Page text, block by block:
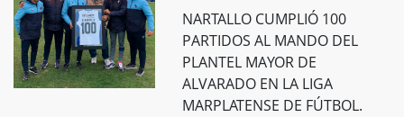
NARTALLO CUMPLIÓ 100
PARTIDOS AL MANDO DEL
PLANTEL MAYOR DE
ALVARADO EN LA LIGA
MARPLATENSE DE FÚTBOL.